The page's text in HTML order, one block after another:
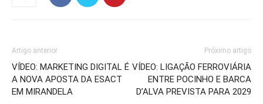
Artigo anterior
VÍDEO: MARKETING DIGITAL É
A NOVA APOSTA DA ESACT
EM MIRANDELA
Próximo artigo
VÍDEO: LIGAÇÃO FERROVIÁRIA
ENTRE POCINHO E BARCA
D’ALVA PREVISTA PARA 2029